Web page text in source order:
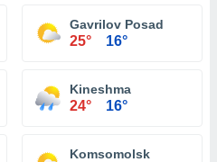
Gavrilov Posad
25° 16°
Kineshma
24° 16°
Komsomolsk